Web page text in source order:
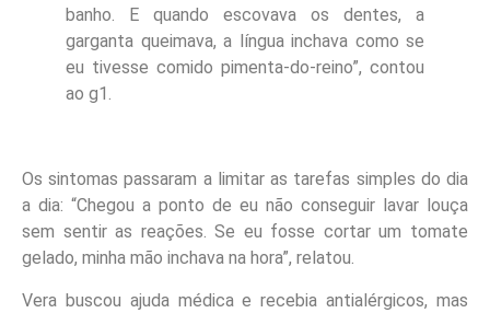
banho. E quando escovava os dentes, a
garganta queimava, a língua inchava como se
eu tivesse comido pimenta-do-reino”, contou
ao g1.
Os sintomas passaram a limitar as tarefas simples do dia
a dia: “Chegou a ponto de eu não conseguir lavar louça
sem sentir as reações. Se eu fosse cortar um tomate
gelado, minha mão inchava na hora”, relatou.
Vera buscou ajuda médica e recebia antialérgicos, mas